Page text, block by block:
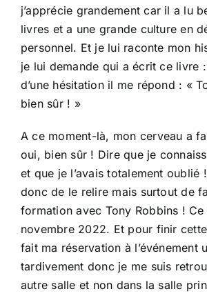
j’apprécie grandement car il a lu
livres et a une grande culture en
personnel. Et je lui raconte mon
je lui demande qui a écrit ce livre :
d’une hésitation il me répond : «
bien sûr ! »
A ce moment-là, mon cerveau a
oui, bien sûr ! Dire que je
et que je l’avais totalement oublié
donc de le relire mais surtout de
formation avec Tony Robbins ! Ce
novembre 2022. Et pour finir
fait ma réservation à l’événement
tardivement donc je me suis
autre salle et non dans la salle